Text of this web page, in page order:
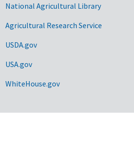
National Agricultural Library
Agricultural Research Service
USDA.gov
USA.gov
WhiteHouse.gov